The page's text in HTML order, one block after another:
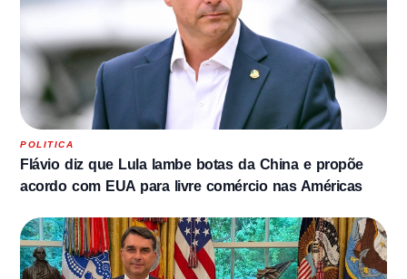
POLITICA
Flávio diz que Lula lambe botas da China e propõe
acordo com EUA para livre comércio nas Américas